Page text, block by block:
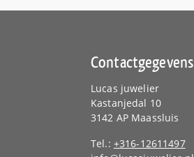
Contactgegevens
Lucas juwelier
Kastanjedal 10
3142 AP Maassluis
Tel.: +316-12611497